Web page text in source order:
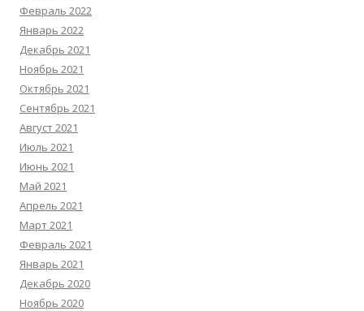
Февраль 2022
Январь 2022
Декабрь 2021
Ноябрь 2021
Октябрь 2021
Сентябрь 2021
Август 2021
Июль 2021
Июнь 2021
Май 2021
Апрель 2021
Март 2021
Февраль 2021
Январь 2021
Декабрь 2020
Ноябрь 2020